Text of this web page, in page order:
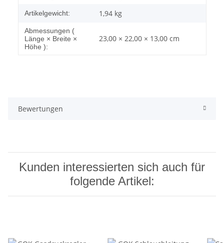
Artikelgewicht: 1,94 kg
Abmessungen (
Länge × Breite ×
Höhe ):
23,00 × 22,00 × 13,00 cm
Bewertungen
Kunden interessierten sich auch für
folgende Artikel: